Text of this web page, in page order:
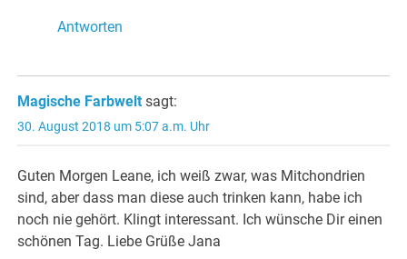
Antworten
Magische Farbwelt sagt:
30. August 2018 um 5:07 a.m. Uhr
Guten Morgen Leane, ich weiß zwar, was Mitchondrien
sind, aber dass man diese auch trinken kann, habe ich
noch nie gehört. Klingt interessant. Ich wünsche Dir einen
schönen Tag. Liebe Grüße Jana